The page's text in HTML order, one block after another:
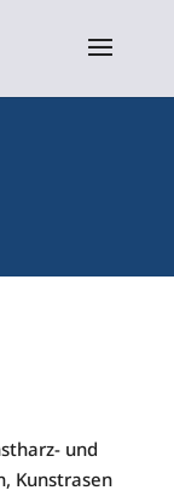
und
Kunstrasen